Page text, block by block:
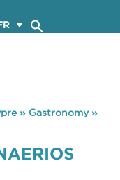
» Gastronomy»